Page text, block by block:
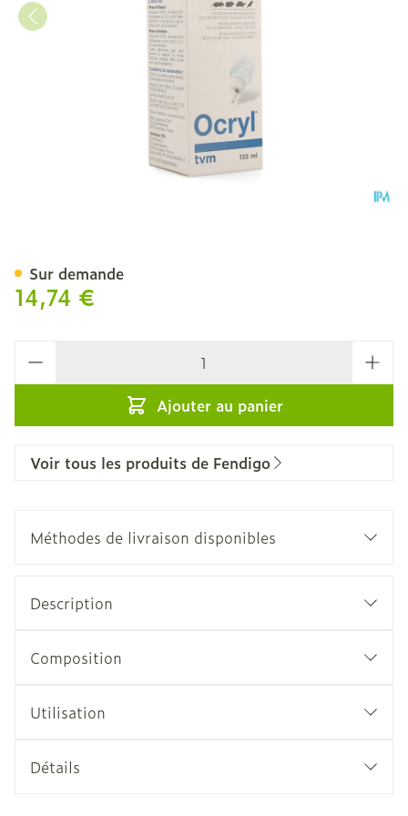
14,74 €
Ajouter au panier
Sur demande
Voir tous les produits de Fendigo
Méthodes de livraison disponibles
Description
Composition
Utilisation
Détails